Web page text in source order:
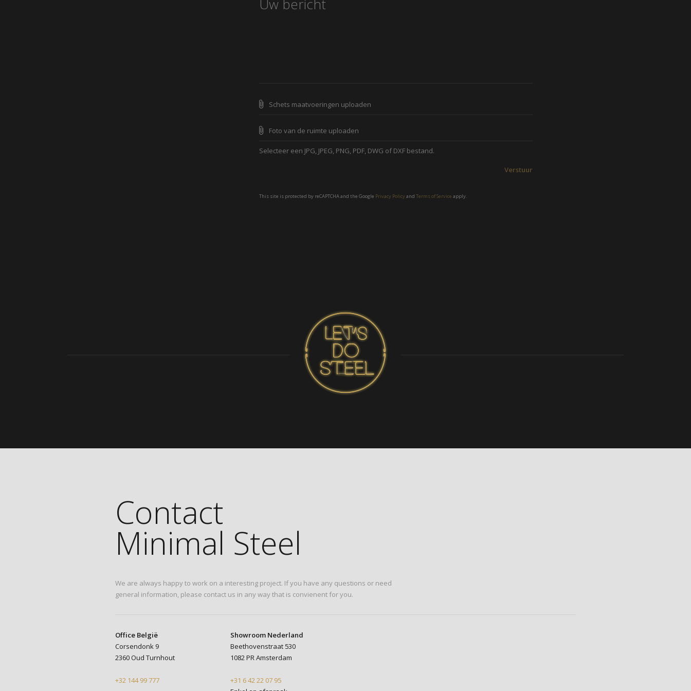
Schets maatvoeringen uploaden
Foto van de ruimte uploaden
Selecteer een JPG, JPEG, PNG, PDF, DWG of DXF bestand.
Verstuur
This site is protected by reCAPTCHA and the Google Privacy Policyand Terms of Service apply.
Contact
Minimal Steel
We are always happy to work on a interesting project. If you have any questions or need
general information, please contact us in any way that is convienent for you.
Office België
Corsendonk 9
2360 Oud Turnhout
+32 144 99 777
Showroom Nederland
Beethovenstraat 530
1082 PR Amsterdam
+31 6 42 22 07 95